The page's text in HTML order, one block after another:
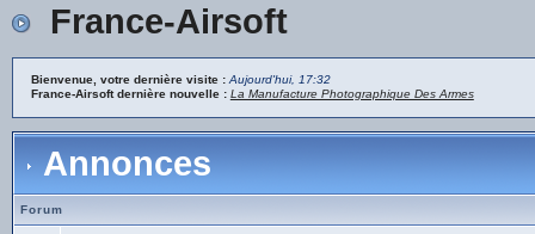
France-Airsoft
Bienvenue, votre dernière visite : Aujourd'hui, 17:32
France-Airsoft dernière nouvelle : La Manufacture Photographique Des Armes
Annonces
Forum